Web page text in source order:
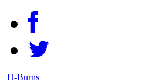
H-Burns